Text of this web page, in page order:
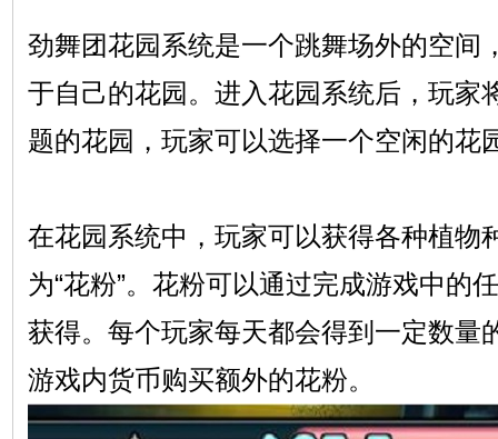
劲舞团花园系统是一个跳舞场外的空间
于自己的花园。进入花园系统后，玩家
题的花园，玩家可以选择一个空闲的花
在花园系统中，玩家可以获得各种植物
为“花粉”。花粉可以通过完成游戏中的
获得。每个玩家每天都会得到一定数量
游戏内货币购买额外的花粉。